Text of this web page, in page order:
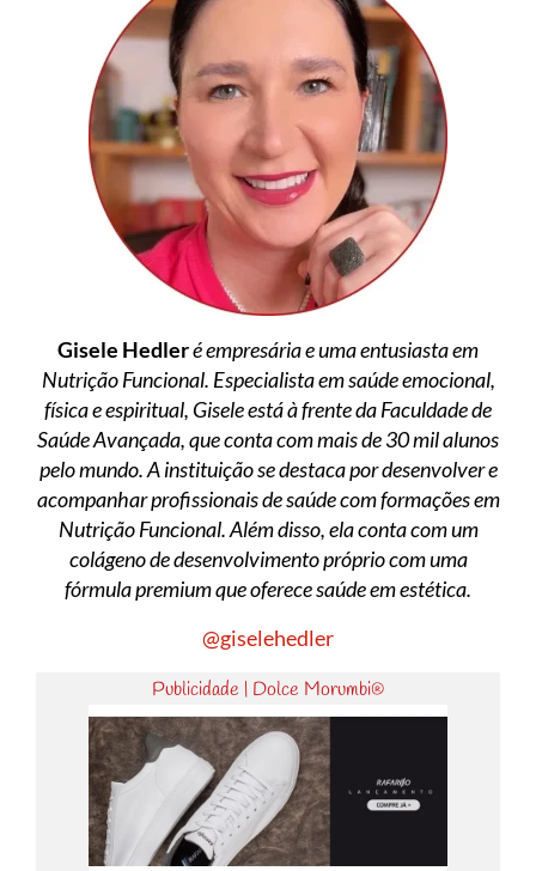
Gisele Hedleré empresária e uma entusiasta em
Nutrição Funcional. Especialista em saúde emocional,
física e espiritual, Gisele está à frente da Faculdade de
Saúde Avançada, que conta com mais de 30 mil alunos
pelo mundo. A instituição se destaca por desenvolver e
acompanhar profissionais de saúde com formações em
Nutrição Funcional. Além disso, ela conta com um
colágeno de desenvolvimento próprio com uma
fórmula premium que oferece saúde em estética.
@giselehedler
Publicidade | Dolce Morumbi®